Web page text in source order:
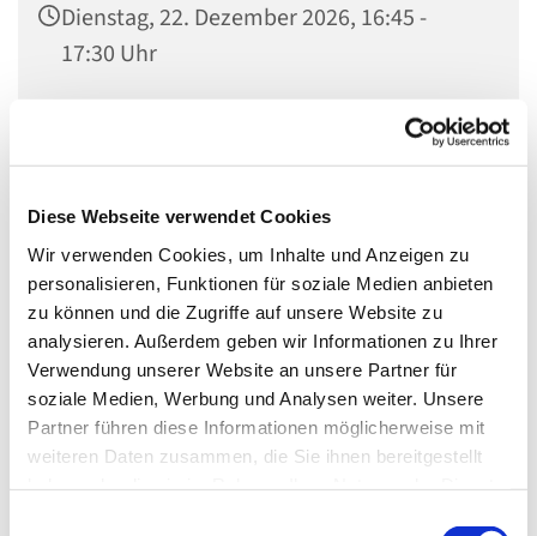
Diese Webseite verwendet Cookies
Wir verwenden Cookies, um Inhalte und Anzeigen zu
personalisieren, Funktionen für soziale Medien anbieten
zu können und die Zugriffe auf unsere Website zu
analysieren. Außerdem geben wir Informationen zu Ihrer
Verwendung unserer Website an unsere Partner für
soziale Medien, Werbung und Analysen weiter. Unsere
Partner führen diese Informationen möglicherweise mit
weiteren Daten zusammen, die Sie ihnen bereitgestellt
Dienstag, 22. Dezember 2026, 16:45 -
17:30 Uhr
Invitaskirchengemeinde, Rathenaustr. 45,
Bist Du ein Grundschulkind und hast Lust, Musik zu
machen? Dann bist Du bei uns genau richtig! Melde Dich
per Mailjulia.krenz@kkzf.deoder telefonisch im
Gemeindebüro (03379 – 374407).
Wir sind die Gemeindemusiker und treffen uns
normalerweise
jeden Dienstag